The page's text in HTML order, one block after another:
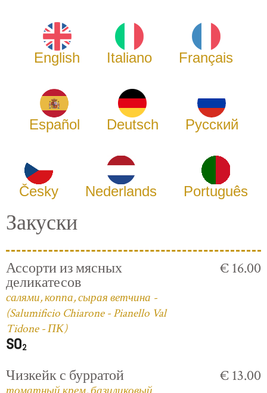
English Italiano Français
Español Deutsch Русский
Česky Nederlands Português
Закуски
Ассорти из мясных
деликатесов
салями, коппа, сырая ветчина -
(Salumificio Chiarone - Pianello Val
Tidone - ПК)
€ 16.00
Чизкейк с бурратой € 13.00